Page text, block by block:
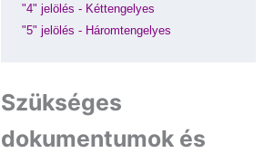
"4" jelölés - Kéttengelyes
"5" jelölés - Háromtengelyes
Szükséges
dokumentumok és